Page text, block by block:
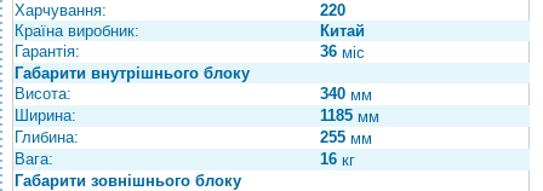
Харчування:
220
Країна виробник:
Китай
Гарантія:
36 міс
Габарити внутрішнього блоку
Висота:
340 мм
Ширина:
1185 мм
Глибина:
255 мм
Вага:
16 кг
Габарити зовнішнього блоку